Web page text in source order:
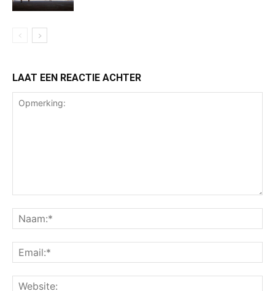
LAAT EEN REACTIE ACHTER